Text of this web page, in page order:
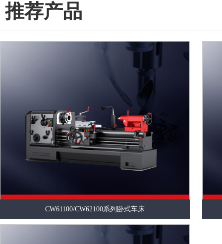
推荐产品
CW61100/CW62100系列卧式车床